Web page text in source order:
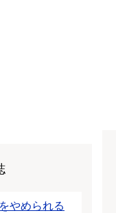
やめられる